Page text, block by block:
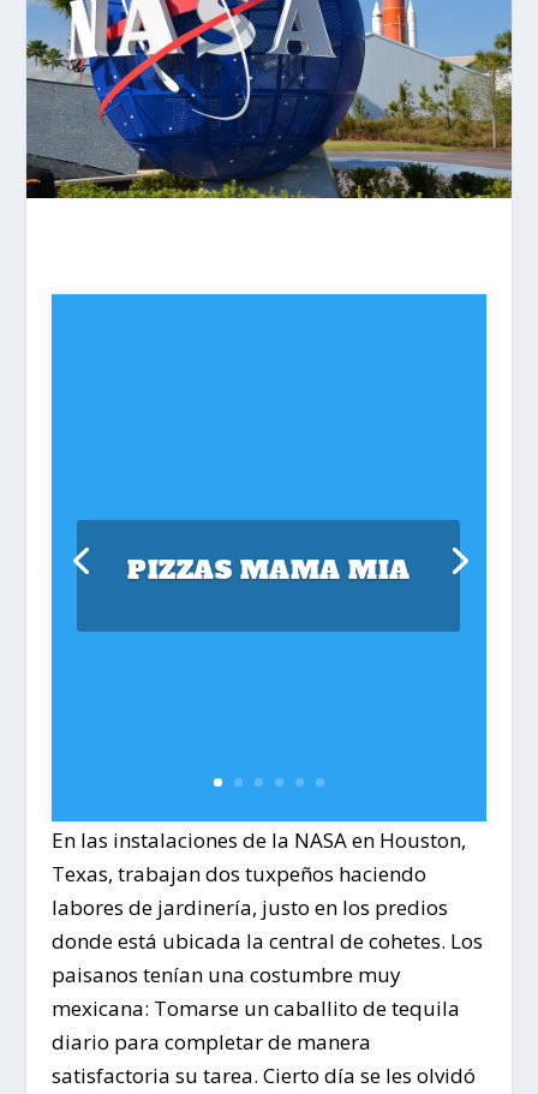
PIZZAS MAMA MIA
En las instalaciones de la NASA en Houston,
Texas, trabajan dos tuxpeños haciendo
labores de jardinería, justo en los predios
donde está ubicada la central de cohetes. Los
paisanos tenían una costumbre muy
mexicana: Tomarse un caballito de tequila
diario para completar de manera
satisfactoria su tarea. Cierto día se les olvidó